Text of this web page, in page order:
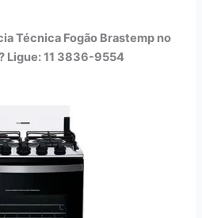
Técnica Fogão Brastemp no
Ligue: 11 3836-9554